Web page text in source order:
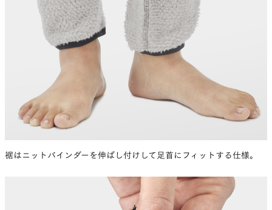
裾はニットバインダーを伸ばし付けして足首にフィットする仕様。